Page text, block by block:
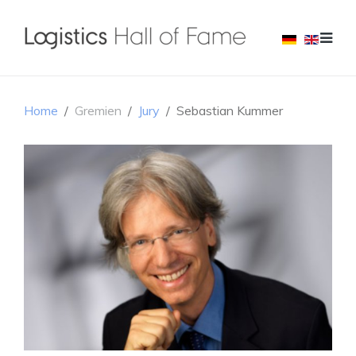
Home Gremien Jury Sebastian Kummer